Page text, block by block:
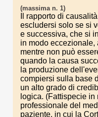
(massima n. 1)
Il rapporto di
escludersi solo se si
e successiva, che si
in modo
mentre non può
quando la causa
la produzione
compiersi sulla base
un alto grado di
logica. (Fattispecie
professionale del
paziente, in cui la